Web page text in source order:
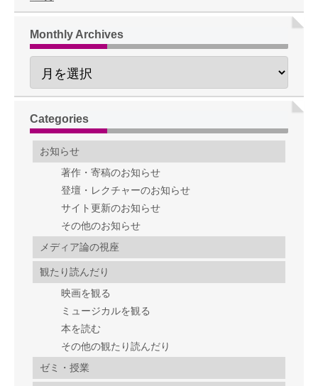
Monthly Archives
Categories
お知らせ
著作・寄稿のお知らせ
登壇・レクチャーのお知らせ
サイト更新のお知らせ
その他のお知らせ
メディア論の視座
観たり読んだり
映画を観る
ミュージカルを観る
本を読む
その他の観たり読んだり
ゼミ・授業